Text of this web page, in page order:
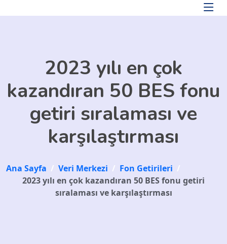
2023 yılı en çok
kazandıran 50 BES fonu
getiri sıralaması ve
karşılaştırması
Ana Sayfa / Veri Merkezi / Fon Getirileri /
2023 yılı en çok kazandıran 50 BES fonu getiri
sıralaması ve karşılaştırması